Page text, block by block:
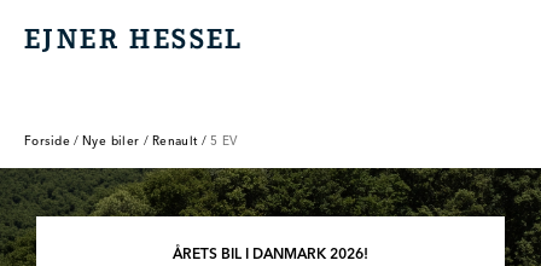
EJNER HESSEL
EJNER HESSEL
Forside / Nye biler / Renault / 5 EV
ÅRETS BIL I DANMARK 2026!